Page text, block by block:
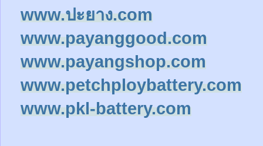
www.ปะยาง.com
www.payanggood.com
www.payangshop.com
www.petchploybattery.com
www.pkl-battery.com